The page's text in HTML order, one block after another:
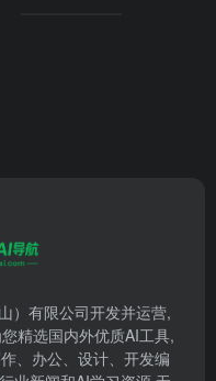
）有限公司开发并运营,
精选国内外优质AI工具,
、办公、设计、开发编